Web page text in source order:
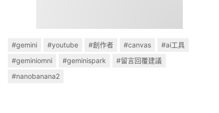
#gemini #youtube #創作者 #canvas
#ai工具
#geminiomni
#geminispark
#留言回覆建議
#nanobanana2